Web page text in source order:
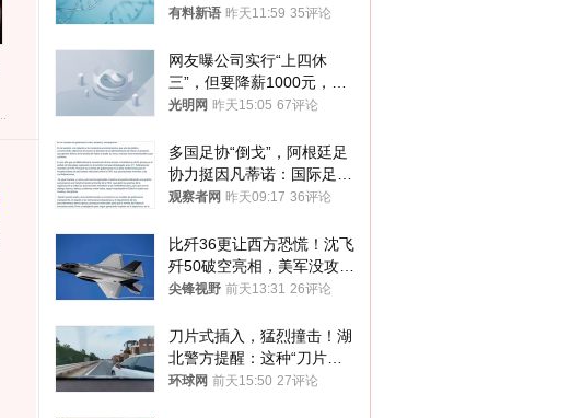
年才对外披露
有料新语 昨天11:59 35评论
网友曝公司实行“上四休
三”，但要降薪1000元，不
接受只能辞职
光明网 昨天15:05 67评论
多国足协“倒戈”，阿根廷足
协力挺因凡蒂诺：国际足联
今后应继续在其领导下前行
观察者网 昨天09:17 36评论
比歼36更让西方恐慌！沈飞
歼50破空亮相，美军没攻克
的技术被拿下
尖锋视野 前天13:31 26评论
刀片式插入，猛烈撞击！湖
北警方提醒：这种“刀片超
车”，太危险了
环球网 前天15:50 27评论